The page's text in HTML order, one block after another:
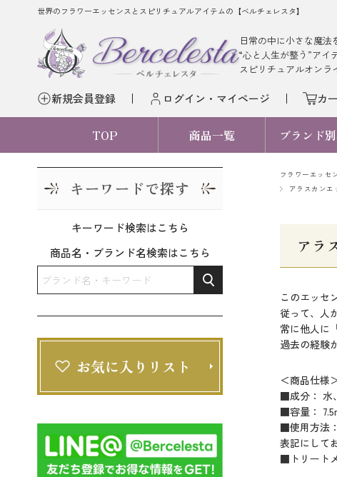
世界のフラワーエッセンスとスピリチュアルアイテムの【ベルチェレスタ】
日常の中に小さな魔法
“心と人生が整う”アイ
スピリチュアルオンラ
新規会員登録 ログイン・マイページ カ
TOP 商品一覧 ブランド
フラワーエッセ
アラスカンエ
アラ
このエッセ
従って、人
常に他人に
過去の経験
＜商品仕様
■成分： 水
■容量：
■使用方法
表記にして
■トリート
キーワードで探す
キーワード検索はこちら
商品名・ブランド名検索はこちら